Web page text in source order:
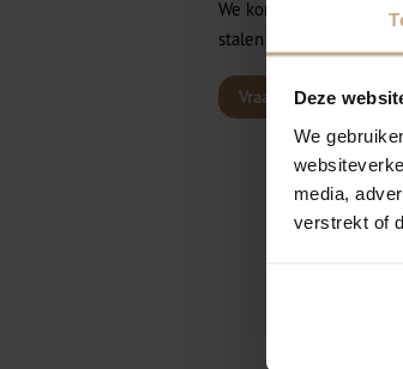
Deze
We
media,
verstrekt of
We komen graag en
stalen aan huis.
Vraag advies aan